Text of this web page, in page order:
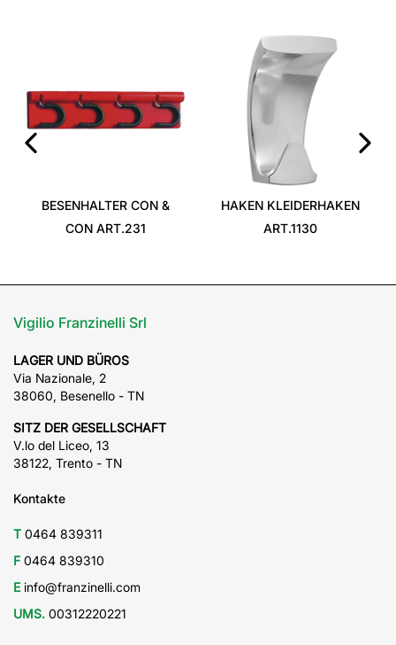
BESENHALTER CON &
CON ART.231
HAKEN KLEIDERHAKEN
ART.1130
Vigilio Franzinelli Srl
LAGER UND BÜROS
Via Nazionale, 2
38060, Besenello - TN
SITZ DER GESELLSCHAFT
V.lo del Liceo, 13
38122, Trento - TN
Kontakte
T 0464 839311
F 0464 839310
E info@franzinelli.com
UMS. 00312220221